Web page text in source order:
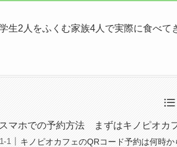
生2人をふくむ家族4人で実際に食べて
スマホでの予約方法 まずはキノピオカ
キノピオカフェのQRコード予約は何時か